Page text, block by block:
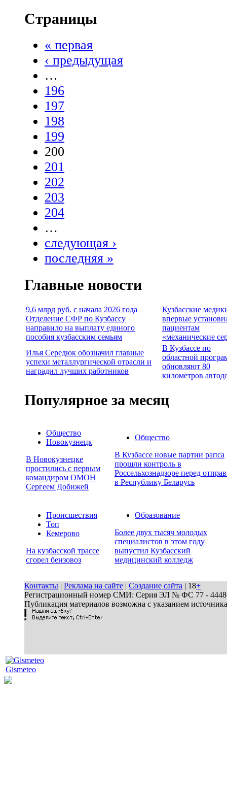
Страницы
« первая
‹ предыдущая
…
196
197
198
199
200
201
202
203
204
…
следующая ›
последняя »
Главные новости
9,6 млрд руб. с начала 2026 года
Отделение СФР по Кузбассу
направило на выплату единого
пособия кузбасским семьям
Кузбасские
впервые
пациентам
«механические
Илья Середюк обозначил главные
успехи металлургической отрасли и
наградил лучших работников
В Кузбассе по
областной
обновляют 80
километров
Популярное за месяц
Общество
Новокузнецк
В Новокузнецке
простились с первым
командиром ОМОН
Сергеем Добижей
Общество
В Кузбассе новые партии рапса
прошли контроль в
Россельхознадзоре перед
в Республику Беларусь
Происшествия
Топ
Кемерово
На кузбасской трассе
сгорел бензовоз
Образование
Более двух тысяч молодых
специалистов в этом году
выпустил Кузбасский
медицинский колледж
Контакты | Реклама на сайте | Создание сайта | 18+
Регистрационный номер СМИ: Серия ЭЛ № ФС 77 - 44486
Публикация материалов возможна с указанием
Gismeteo